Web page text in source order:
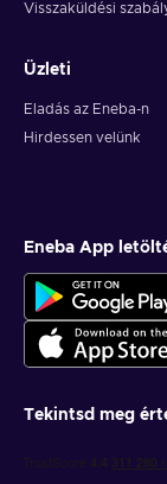
Visszaküldési
Üzleti
Eladás az Eneba-n
Hirdessen velünk
Eneba App
Tekintsd meg